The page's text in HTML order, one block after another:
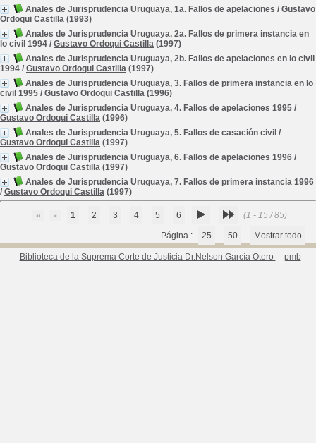
Anales de Jurisprudencia Uruguaya, 1a. Fallos de apelaciones / Gustavo
Ordoqui Castilla (1993)
Anales de Jurisprudencia Uruguaya, 2a. Fallos de primera instancia en
lo civil 1994 / Gustavo Ordoqui Castilla (1997)
Anales de Jurisprudencia Uruguaya, 2b. Fallos de apelaciones en lo civil
1994 / Gustavo Ordoqui Castilla (1997)
Anales de Jurisprudencia Uruguaya, 3. Fallos de primera instancia en lo
civil 1995 / Gustavo Ordoqui Castilla (1996)
Anales de Jurisprudencia Uruguaya, 4. Fallos de apelaciones 1995 /
Gustavo Ordoqui Castilla (1996)
Anales de Jurisprudencia Uruguaya, 5. Fallos de casación civil /
Gustavo Ordoqui Castilla (1997)
Anales de Jurisprudencia Uruguaya, 6. Fallos de apelaciones 1996 /
Gustavo Ordoqui Castilla (1997)
Anales de Jurisprudencia Uruguaya, 7. Fallos de primera instancia 1996
/ Gustavo Ordoqui Castilla (1997)
1 2 3 4 5 6 (1 - 15 / 85)
Página : 25 50 Mostrar todo
Biblioteca de la Suprema Corte de Justicia Dr.Nelson García Otero pmb